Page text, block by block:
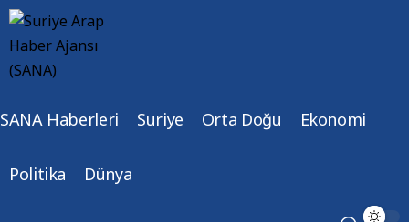
SANA Haberleri Suriye Orta Doğu Ekonomi
Politika Dünya